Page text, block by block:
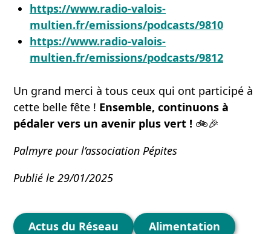
https://www.radio-valois-
multien.fr/emissions/podcasts/9810
https://www.radio-valois-
multien.fr/emissions/podcasts/9812
Un grand merci à tous ceux qui ont participé à
cette belle fête ! Ensemble, continuons à
pédaler vers un avenir plus vert ! 🚲🎉
Palmyre pour l’association Pépites
Publié le 29/01/2025
Catégories
Actus du Réseau
Alimentation